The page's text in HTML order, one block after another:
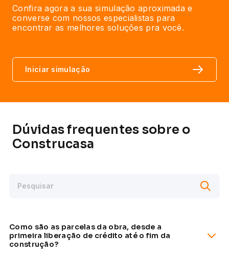
Confira agora a sua simulação aproximada e
converse com nossos especialistas para
encontrar as melhores soluções pra você.
Iniciar simulação
Dúvidas frequentes sobre o
Construcasa
Como são as parcelas da obra, desde a
primeira liberação de crédito até o fim da
construção?